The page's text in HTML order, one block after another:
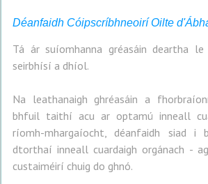
Déanfaidh Cóipscríbhneoirí Oilte
Tá ár suíomhanna gréasáin deartha
seirbhísí a dhíol.
Na leathanaigh ghréasáin a
bhfuil taithí acu ar optamú inneall
ríomh-mhargaíocht, déanfaidh siad
dtorthaí inneall cuardaigh orgánach -
custaiméirí chuig do ghnó.